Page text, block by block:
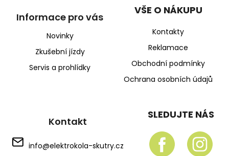
Informace pro vás
Novinky
Zkušební jízdy
Servis a prohlídky
VŠE O NÁKUPU
Kontakty
Reklamace
Obchodní podmínky
Ochrana osobních údajů
Kontakt
info@elektrokola-skutry.cz
SLEDUJTE NÁS